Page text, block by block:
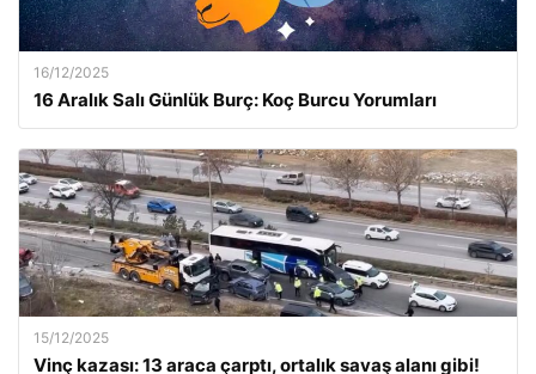
16/12/2025
16 Aralık Salı Günlük Burç: Koç Burcu Yorumları
15/12/2025
Vinç kazası: 13 araca çarptı, ortalık savaş alanı gibi!